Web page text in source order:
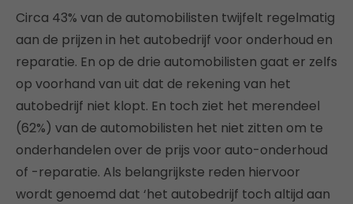
Circa 43% van de automobilisten twijfelt regelmatig
aan de prijzen in het autobedrijf voor onderhoud en
reparatie. En op de drie automobilisten gaat er zelfs
op voorhand van uit dat de rekening van het
autobedrijf niet klopt. En toch ziet het merendeel
(62%) van de automobilisten het niet zitten om te
onderhandelen over de prijs voor auto-onderhoud
of -reparatie. Als belangrijkste reden hiervoor
wordt genoemd dat ‘het autobedrijf toch altijd aan